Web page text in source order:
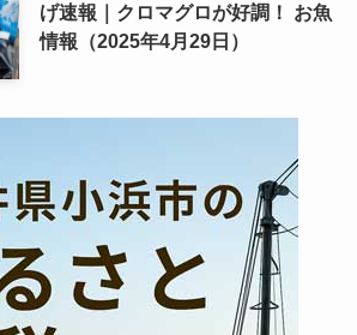
げ速報｜クロマグロが好調！ お魚
情報（2025年4月29日）